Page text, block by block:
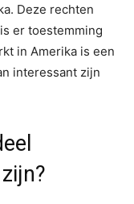
Deze rechten
er toestemming
in Amerika is een
interessant zijn